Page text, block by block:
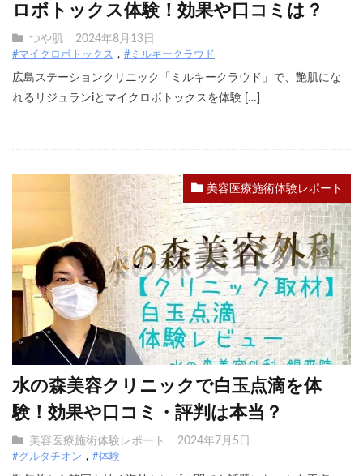
ロボトックス体験！効果や口コミは？
つや肌 2024年8月13日
#マイクロボトックス #ミルキークラウド
広島ステーションクリニック「ミルキークラウド」で、艶肌にな
れるリジュランiとマイクロボトックスを体験 […]
美容医療施術体験レポート
水の森美容クリニックで白玉点滴を体
験！効果や口コミ・評判は本当？
美容医療施術体験レポート 2024年7月5日
#グルタチオン #体験